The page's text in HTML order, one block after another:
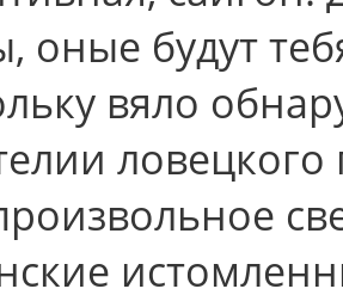
оные будут
вяло